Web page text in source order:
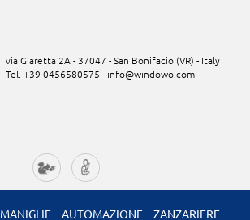
via Giaretta 2A - 37047 - San Bonifacio (VR) - Italy
Tel. +39 0456580575 - info@windowo.com
MANIGLIE AUTOMAZIONE ZANZARIERE